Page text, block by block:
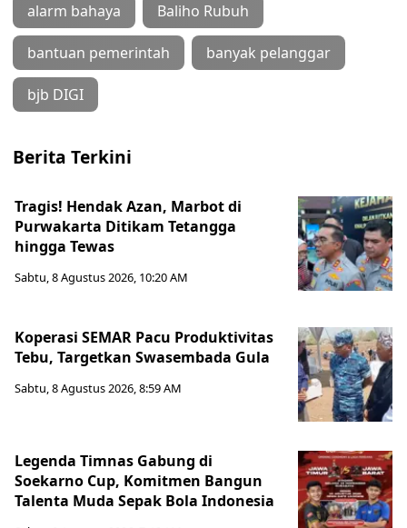
alarm bahaya Baliho Rubuh
bantuan pemerintah banyak pelanggar
bjb DIGI
Berita Terkini
Tragis! Hendak Azan, Marbot di
Purwakarta Ditikam Tetangga
hingga Tewas
Sabtu, 8 Agustus 2026, 10:20 AM
Koperasi SEMAR Pacu Produktivitas
Tebu, Targetkan Swasembada Gula
Sabtu, 8 Agustus 2026, 8:59 AM
Legenda Timnas Gabung di
Soekarno Cup, Komitmen Bangun
Talenta Muda Sepak Bola Indonesia